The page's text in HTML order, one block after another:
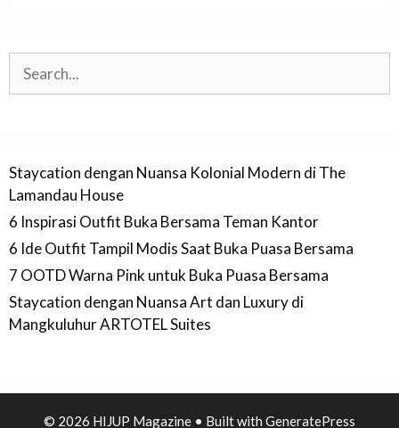
Staycation dengan Nuansa Kolonial Modern di The
Lamandau House
6 Inspirasi Outfit Buka Bersama Teman Kantor
6 Ide Outfit Tampil Modis Saat Buka Puasa Bersama
7 OOTD Warna Pink untuk Buka Puasa Bersama
Staycation dengan Nuansa Art dan Luxury di
Mangkuluhur ARTOTEL Suites
© 2026 HIJUP Magazine • Built with GeneratePress